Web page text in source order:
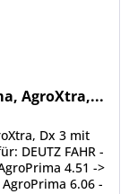
AgroXtra,...
Dx 3 mit
DEUTZ FAHR -
4.51 ->
6.06 -